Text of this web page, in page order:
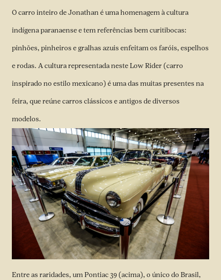
O carro inteiro de Jonathan é uma homenagem à cultura
indígena paranaense e tem referências bem curitibocas:
pinhões, pinheiros e gralhas azuis enfeitam os faróis, espelhos
e rodas. A cultura representada neste Low Rider (carro
inspirado no estilo mexicano) é uma das muitas presentes na
feira, que reúne carros clássicos e antigos de diversos
modelos.
Entre as raridades, um Pontiac 39 (acima), o único do Brasil,